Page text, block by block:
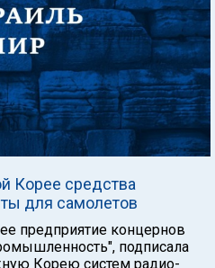
Корее средства
для самолетов
предприятие концернов
подписала
Корею систем радио-